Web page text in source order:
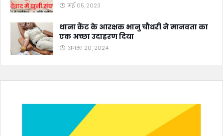
मई 05, 2023
थाना कैंट के आरक्षक भानु चौधरी ने मानवता का
एक अच्छा उदाहरण दिया
अगस्त 20, 2024